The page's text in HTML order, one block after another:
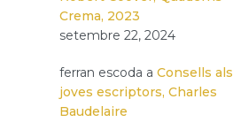
Crema, 2023
setembre 22, 2024
ferran escoda a Consells als
joves escriptors, Charles
Baudelaire